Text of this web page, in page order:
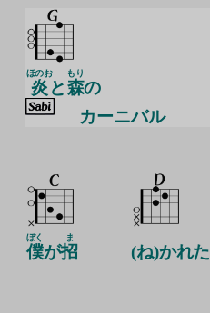
炎
ほのお
と森
もり
の
カーニバル
僕
ぼく
が招
ま
(ね)かれた